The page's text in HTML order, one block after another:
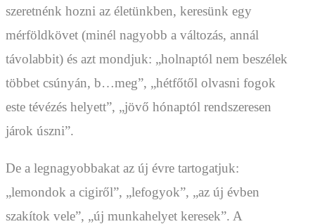
szeretnénk hozni az életünkben, keresünk egy
mérföldkövet (minél nagyobb a változás, annál
távolabbit) és azt mondjuk: „holnaptól nem beszélek
többet csúnyán, b…meg”, „hétfőtől olvasni fogok
este tévézés helyett”, „jövő hónaptól rendszeresen
járok úszni”.
De a legnagyobbakat az új évre tartogatjuk:
„lemondok a cigiről”, „lefogyok”, „az új évben
szakítok vele”, „új munkahelyet keresek”. A